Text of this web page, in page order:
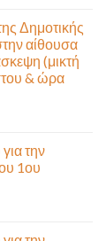
Δημοτικής
αίθουσα
(μικτή
& ώρα
την
1ου